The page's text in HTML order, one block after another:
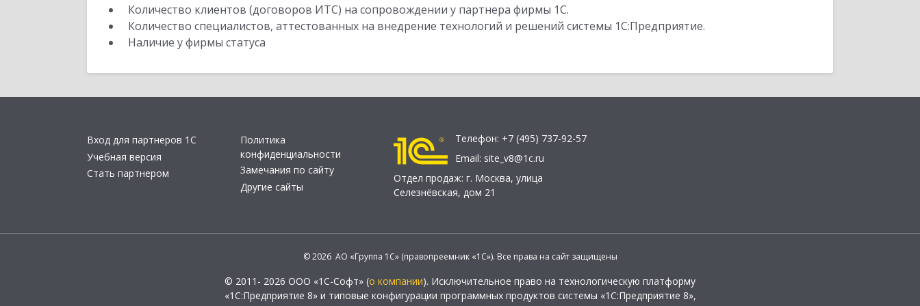
Количество клиентов (договоров ИТС) на сопровождении у партнера фирмы 1С.
Количество специалистов, аттестованных на внедрение технологий и решений системы 1С:Предприятие.
Наличие у фирмы статуса
Вход для партнеров 1С
Учебная версия
Стать партнером
Политика
конфиденциальности
Замечания по сайту
Другие сайты
Телефон: +7 (495) 737-92-57
Email: site_v8@1c.ru
Отдел продаж: г. Москва, улица
Селезнёвская, дом 21
© 2026 АО «Группа 1С» (правопреемник «1С»). Все права на сайт защищены
© 2011- 2026 ООО «1С-Софт» (о компании). Исключительное право на технологическую платформу
«1С:Предприятие 8» и типовые конфигурации программных продуктов системы «1С:Предприятие 8»,